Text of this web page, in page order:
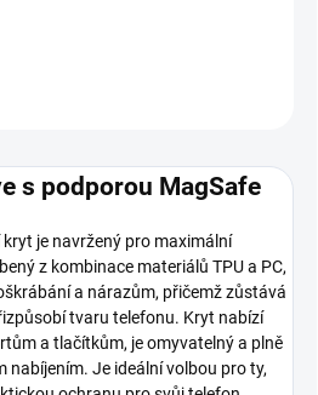
s podporou MagSafe
je navržený pro maximální
z kombinace materiálů TPU a PC,
a nárazům, přičemž zůstává
tvaru telefonu. Kryt nabízí
a tlačítkům, je omyvatelný a plně
nabíjením. Je ideální volbou pro ty,